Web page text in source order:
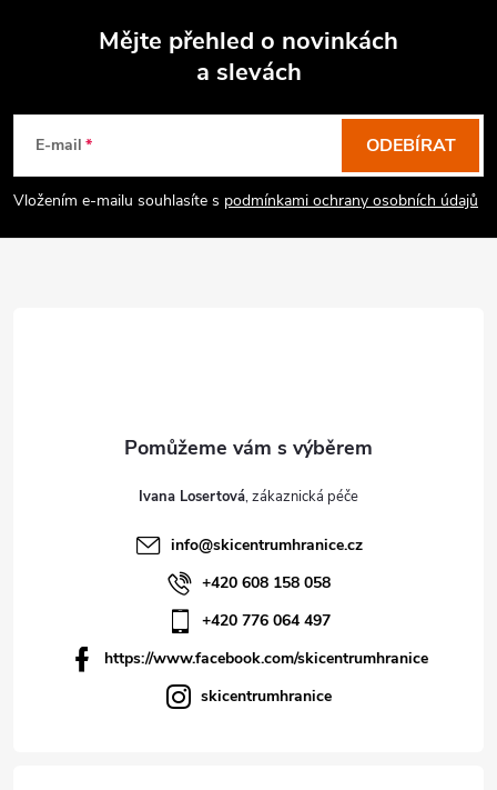
Mějte přehled o novinkách
a slevách
E-mail
Vložením e-mailu souhlasíte s podmínkami ochrany osobních údajů
ODEBÍRAT
Ivana Losertová
info@skicentrumhranice.cz
+420 608 158 058
+420 776 064 497
https://www.facebook.com/skicentrumhranice
skicentrumhranice